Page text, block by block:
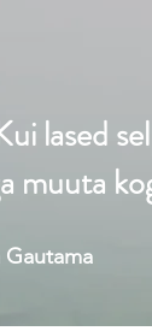
lased
muuta